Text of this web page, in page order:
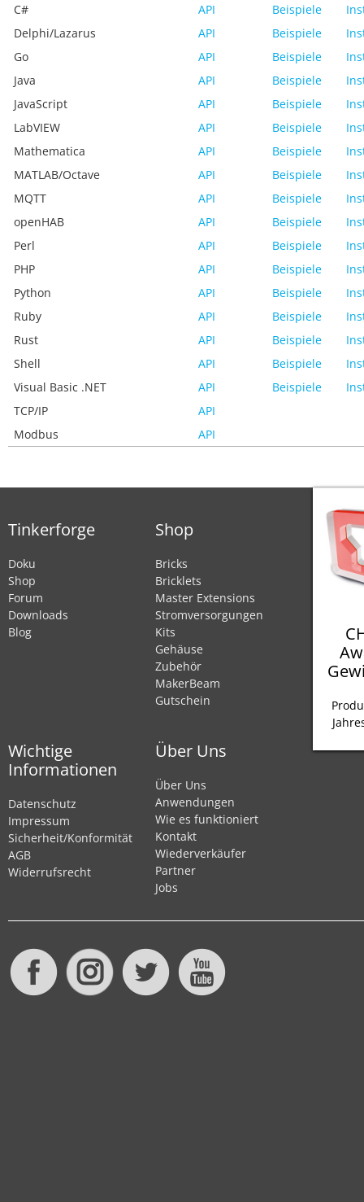
C#
API Beispiele
Delphi/Lazarus
API Beispiele
Go
API Beispiele
Java
API Beispiele
JavaScript
API Beispiele
LabVIEW
API Beispiele
Mathematica
API Beispiele
MATLAB/Octave
API Beispiele
MQTT
API Beispiele
openHAB
API Beispiele
Perl
API Beispiele
PHP
API Beispiele
Python
API Beispiele
Ruby
API Beispiele
Rust
API Beispiele
Shell
API Beispiele
Visual Basic .NET
API Beispiele
TCP/IP
API
Modbus
API
Tinkerforge
Doku
Shop
Forum
Downloads
Blog
Shop
Bricks
Bricklets
Master Extensions
Stromversorgungen
Kits
Gehäuse
Zubehör
MakerBeam
Gutschein
Wichtige
Informationen
Datenschutz
Impressum
Sicherheit/Konformität
AGB
Widerrufsrecht
Über Uns
Über Uns
Anwendungen
Wie es funktioniert
Kontakt
Wiederverkäufer
Partner
Jobs